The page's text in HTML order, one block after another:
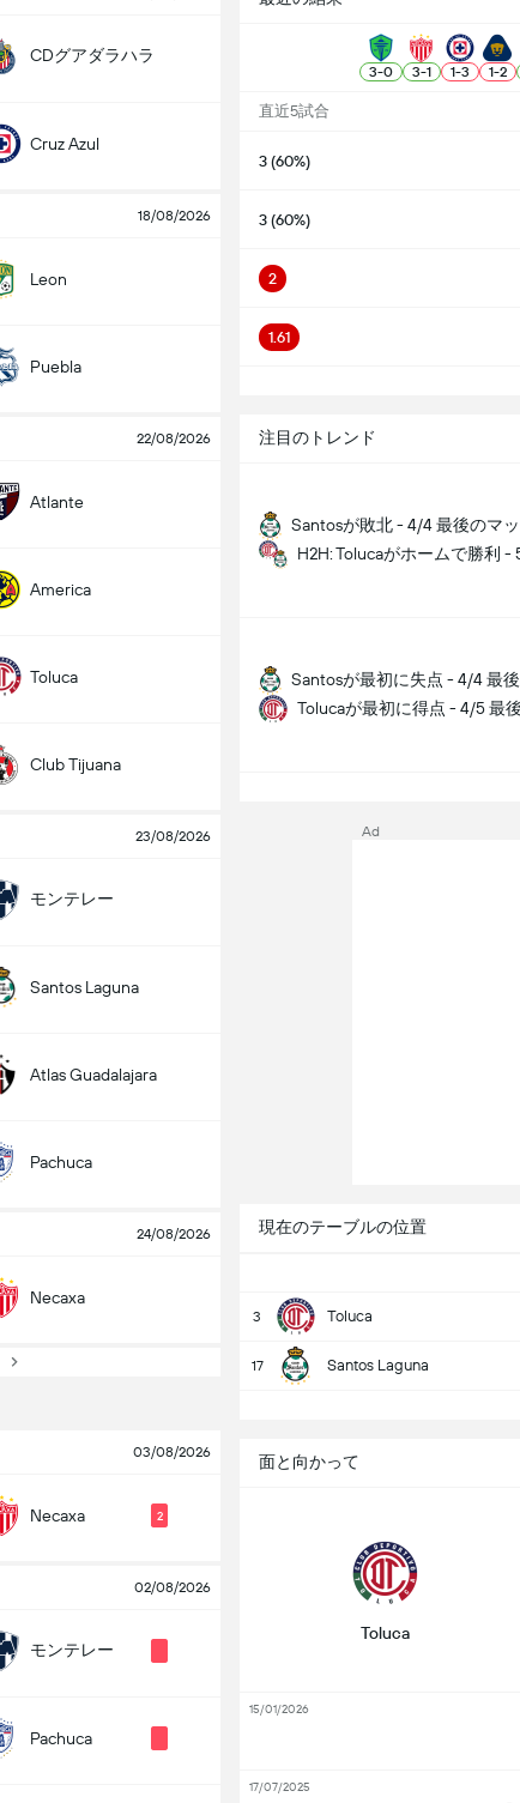
CDグアダラハラ
Cruz Azul
18/08/2026
Leon
Puebla
22/08/2026
Atlante
America
Toluca
Club Tijuana
23/08/2026
モンテレー
Santos Laguna
Atlas Guadalajara
Pachuca
24/08/2026
Necaxa
03/08/2026
Necaxa 2
02/08/2026
モンテレー
Pachuca
3-0 3-1 1-3 1-2
直近5試合
3 (60%)
3 (60%)
2
1.61
注目のトレンド
Santosが敗北 - 4/4 最後のマ
H2H: Tolucaがホームで勝利 -
Santosが最初に失点 - 4/4 最
Tolucaが最初に得点 - 4/5 最
現在のテーブルの位置
3 Toluca
17 Santos Laguna
面と向かって
Toluca
15/01/2026
17/07/2025
Ad